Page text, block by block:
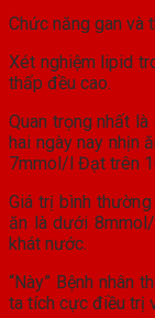
Chức năng gan và
Xét nghiệm lipid
thấp đều cao.
Quan trọng nhất
hai ngày nay nhịn
7mmol/l Đạt trên
Giá trị bình
ăn là dưới
khát nước.
“Này” Bệnh nhân
ta tích cực điều trị